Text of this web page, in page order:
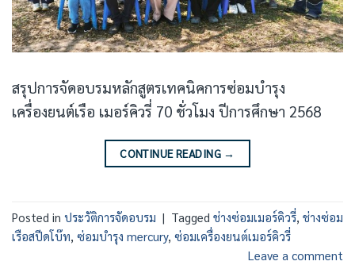
สรุปการจัดอบรมหลักสูตรเทคนิคการซ่อมบำรุง
เครื่องยนต์เรือ เมอร์คิวรี่ 70 ชั่วโมง ปีการศึกษา 2568
CONTINUE READING →
Posted in ประวัติการจัดอบรม | Tagged ช่างซ่อมเมอร์คิวรี่, ช่างซ่อม
เรือสปีดโบ๊ท, ซ่อมบำรุง mercury, ซ่อมเครื่องยนต์เมอร์คิวรี่
Leave a comment